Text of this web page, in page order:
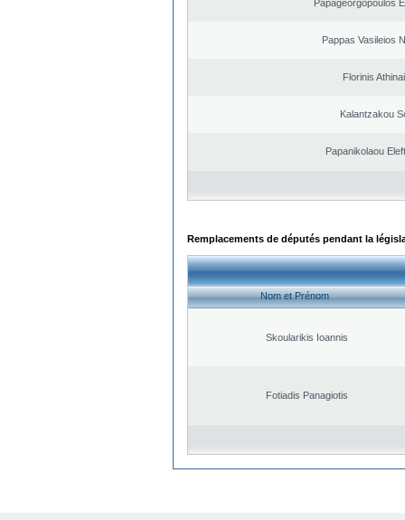
Papageorgopoulos
Pappas Vasileios
Florinis
Kalantzakou
Papanikolaou
Remplacements de députés pendant la
Nom et Prénom
Skoularikis Ioannis
Fotiadis Panagiotis